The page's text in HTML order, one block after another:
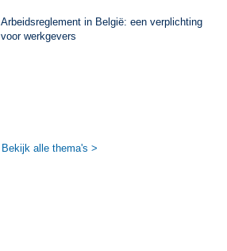
Arbeidsreglement in België: een verplichting
voor werkgevers
Bekijk alle thema's >